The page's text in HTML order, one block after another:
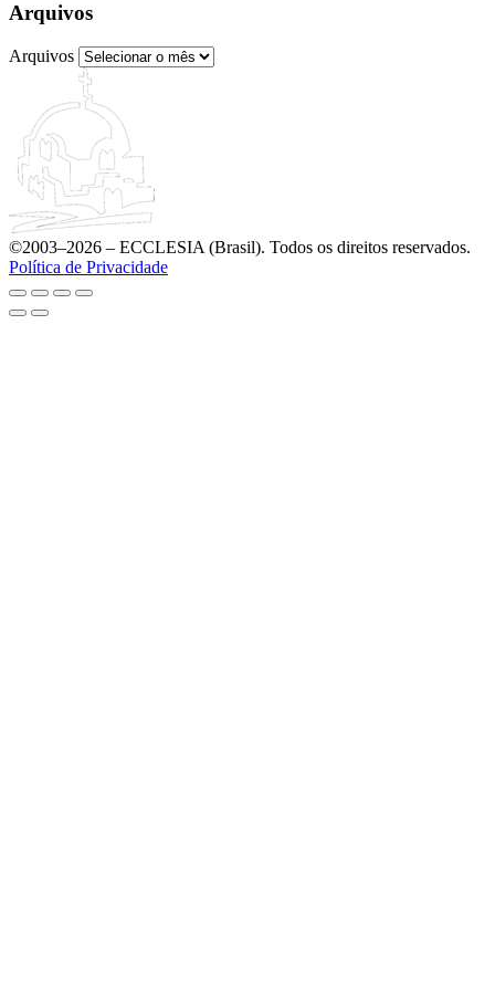
Arquivos
Arquivos
©2003–2026 – ECCLESIA (Brasil). Todos os direitos reservados.
Política de Privacidade